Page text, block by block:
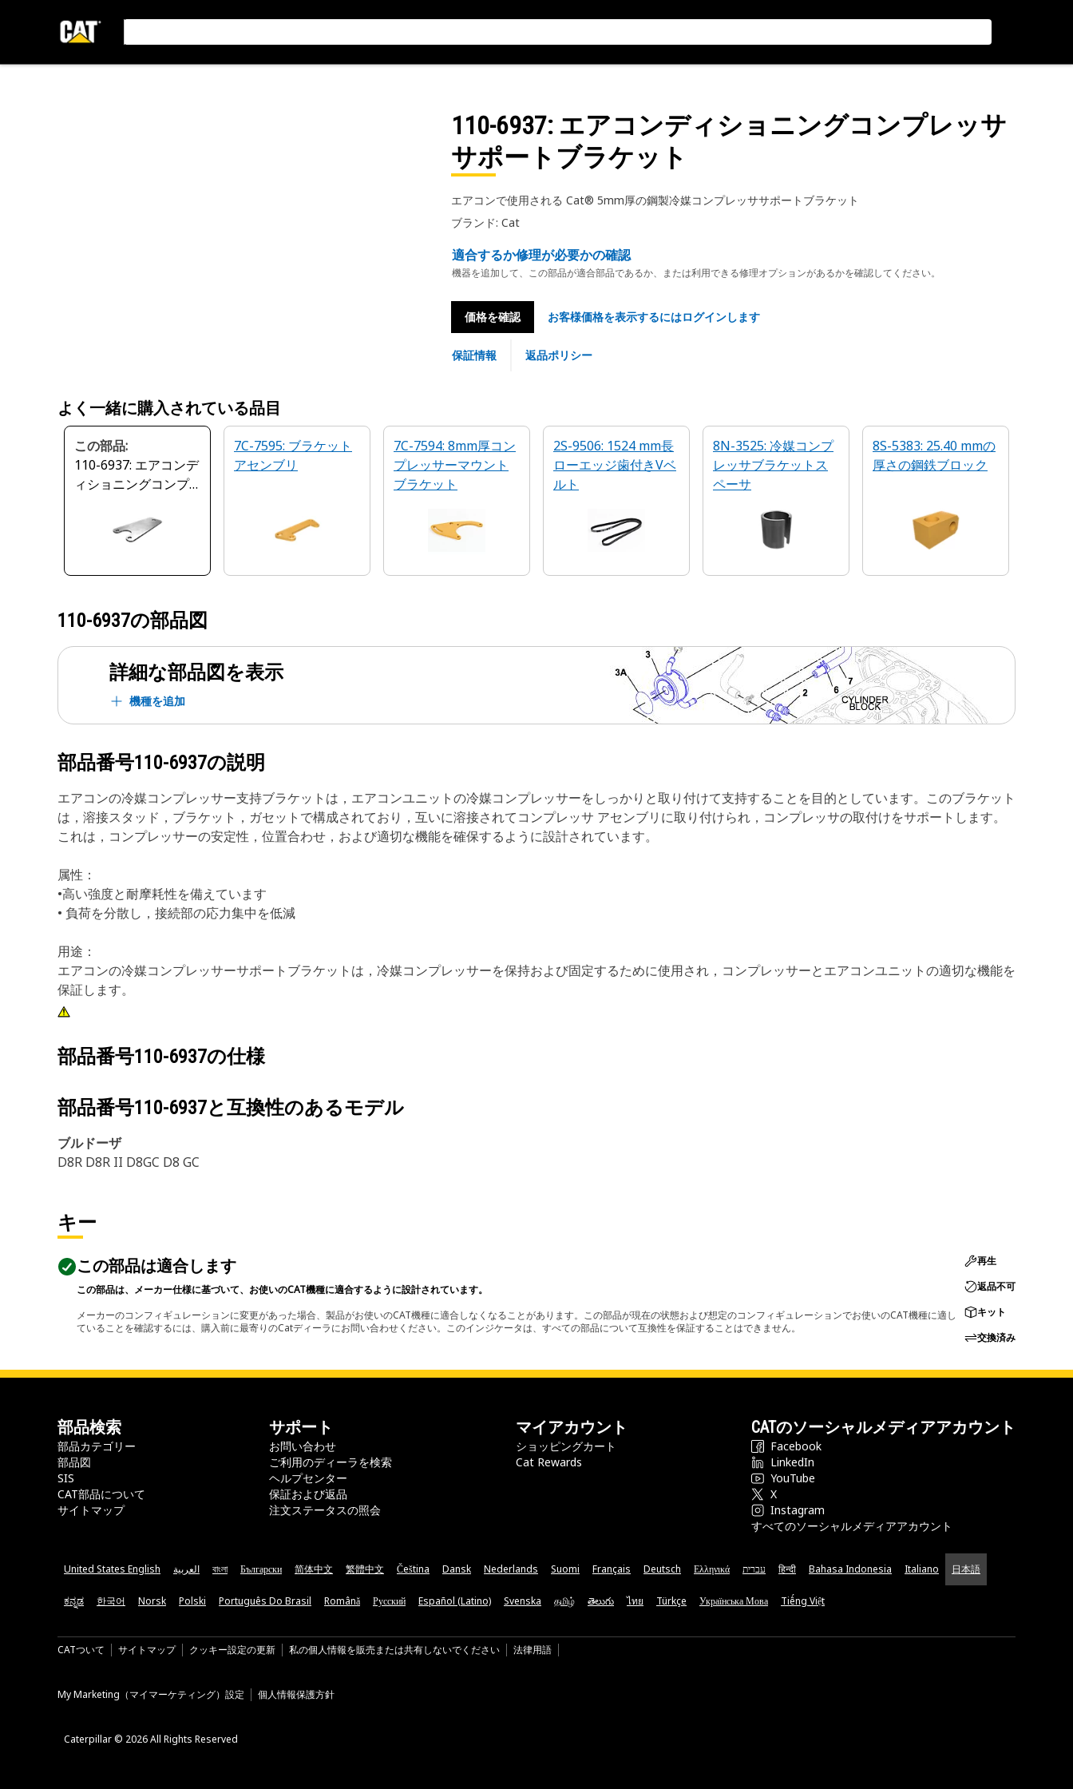
110-6937: エアコンディショニングコンプレッサ
サポートブラケット
エアコンで使用される Cat® 5mm厚の鋼製冷媒コンプレッササポートブラケット
ブランド: Cat
適合するか修理が必要かの確認
機器を追加して、この部品が適合部品であるか、または利用できる修理オプションがあるかを確認してください。
価格を確認 お客様価格を表示するにはログインします
保証情報 返品ポリシー
よく一緒に購入されている品目
この部品:
110-6937: エアコンデ
ィショニングコンプ
7C-7595: ブラケット
アセンブリ
7C-7594: 8mm厚コン
プレッサーマウント
ブラケット
2S-9506: 1524 mm長
ローエッジ歯付きVベ
ルト
8N-3525: 冷媒コンプ
レッサブラケットス
ペーサ
8S-5383: 25.40 mmの
厚さの鋼鉄ブロック
110-6937の部品図
詳細な部品図を表示
機種を追加
部品番号110-6937の説明
エアコンの冷媒コンプレッサー支持ブラケットは，エアコンユニットの冷媒コンプレッサーをしっかりと取り付けて支持することを目的としています。このブラケット
は，溶接スタッド，ブラケット，ガセットで構成されており，互いに溶接されてコンプレッサ アセンブリに取り付けられ，コンプレッサの取付けをサポートします。
これは，コンプレッサーの安定性，位置合わせ，および適切な機能を確保するように設計されています。
属性：
•高い強度と耐摩耗性を備えています
• 負荷を分散し，接続部の応力集中を低減
用途：
エアコンの冷媒コンプレッサーサポートブラケットは，冷媒コンプレッサーを保持および固定するために使用され，コンプレッサーとエアコンユニットの適切な機能を
保証します。
部品番号110-6937の仕様
部品番号110-6937と互換性のあるモデル
ブルドーザ
D8R D8R II D8GC D8 GC
キー
この部品は適合します
この部品は、メーカー仕様に基づいて、お使いのCAT機種に適合するように設計されています。
メーカーのコンフィギュレーションに変更があった場合、製品がお使いのCAT機種に適合しなくなることがあります。この部品が現在の状態および想定のコンフィギュレーションでお使いのCAT機種に適し
ていることを確認するには、購入前に最寄りのCatディーラにお問い合わせください。このインジケータは、すべての部品について互換性を保証することはできません。
再生
返品不可
キット
交換済み
部品検索
部品カテゴリー
部品図
SIS
CAT部品について
サイトマップ
サポート
お問い合わせ
ご利用のディーラを検索
ヘルプセンター
保証および返品
注文ステータスの照会
マイアカウント
ショッピングカート
Cat Rewards
CATのソーシャルメディアアカウント
Facebook
LinkedIn
YouTube
X
Instagram
すべてのソーシャルメディアアカウント
United States English العربية বাংলা Български 简体中文 繁體中文 Čeština Dansk Nederlands Suomi Français Deutsch Ελληνικά עברית हिन्दी Bahasa Indonesia Italiano 日本語
ಕನ್ನಡ 한국어 Norsk Polski Português Do Brasil Română Русский Español (Latino) Svenska தமிழ் తెలుగు ไทย Türkçe Українська Мова Tiếng Việt
CATついて サイトマップ クッキー設定の更新 私の個人情報を販売または共有しないでください 法律用語
My Marketing（マイマーケティング）設定 個人情報保護方針
Caterpillar © 2026 All Rights Reserved